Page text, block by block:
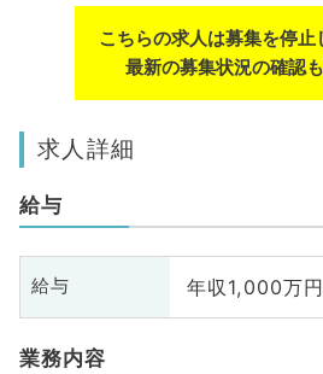
こちらの求人は募集を停止
最新の募集状況の確認も
求人詳細
給与
給与 年収1,000万
業務内容